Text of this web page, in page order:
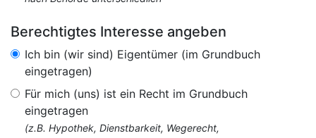
Berechtigtes Interesse angeben
Ich bin (wir sind) Eigentümer (im Grundbuch
eingetragen)
Für mich (uns) ist ein Recht im Grundbuch
eingetragen
(z.B. Hypothek, Dienstbarkeit, Wegerecht,